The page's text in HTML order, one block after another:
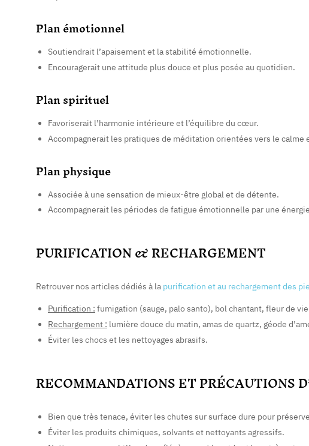
Plan émotionnel
Soutiendrait l’apaisement et la stabilité émotionnelle.
Encouragerait une attitude plus douce et plus posée au quotidien.
Plan spirituel
Favoriserait l’harmonie intérieure et l’équilibre du cœur.
Accompagnerait les pratiques de méditation orientées vers le calme
Plan physique
Associée à une sensation de mieux-être global et de détente.
Accompagnerait les périodes de fatigue émotionnelle par une
PURIFICATION & RECHARGEMENT
Retrouver nos articles dédiés à la purification et au rechargement des
Purification : fumigation (sauge, palo santo), bol chantant, fleur de
Rechargement : lumière douce du matin, amas de quartz, géode
Éviter les chocs et les nettoyages abrasifs.
RECOMMANDATIONS ET PRÉCAUTIONS
Bien que très tenace, éviter les chutes sur surface dure pour
Éviter les produits chimiques, solvants et nettoyants agressifs.